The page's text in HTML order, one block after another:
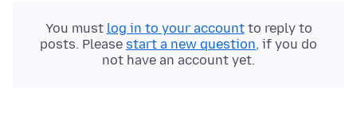
You must log in to your accountto reply to
posts. Please start a new question, if you do
not have an account yet.